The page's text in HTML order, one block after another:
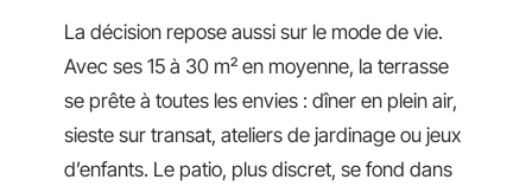
La décision repose aussi sur le mode de vie.
Avec ses 15 à 30 m² en moyenne, la terrasse
se prête à toutes les envies : dîner en plein air,
sieste sur transat, ateliers de jardinage ou jeux
d’enfants. Le patio, plus discret, se fond dans